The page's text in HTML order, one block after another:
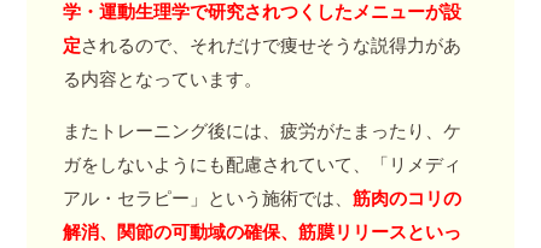
学・運動生理学で研究されつくしたメニューが設
定されるので、それだけで痩せそうな説得力があ
る内容となっています。
またトレーニング後には、疲労がたまったり、ケ
ガをしないようにも配慮されていて、「リメディ
アル・セラピー」という施術では、 筋肉のコリの
解消、関節の可動域の確保、筋膜リリースといっ